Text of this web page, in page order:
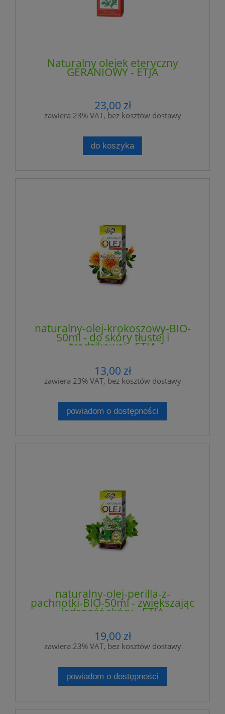
Naturalny olejek eteryczny
GERANIOWY - ETJA
23,00 zł
zawiera 23% VAT, bez kosztów dostawy
do koszyka
naturalny-olej-krokoszowy-BIO-
50ml - do skóry tłustej i
trądzikowej - ETJA
13,00 zł
zawiera 23% VAT, bez kosztów dostawy
powiadom o dostępności
naturalny-olej-perilla-z-
pachnotki-BIO-50ml - zwiększając
jędrność skóry - ETJA
19,00 zł
zawiera 23% VAT, bez kosztów dostawy
powiadom o dostępności